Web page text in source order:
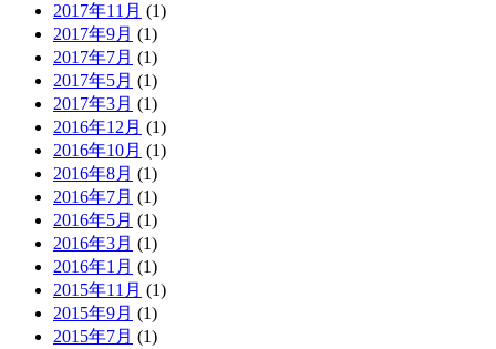
2017年11月 (1)
2017年9月 (1)
2017年7月 (1)
2017年5月 (1)
2017年3月 (1)
2016年12月 (1)
2016年10月 (1)
2016年8月 (1)
2016年7月 (1)
2016年5月 (1)
2016年3月 (1)
2016年1月 (1)
2015年11月 (1)
2015年9月 (1)
2015年7月 (1)